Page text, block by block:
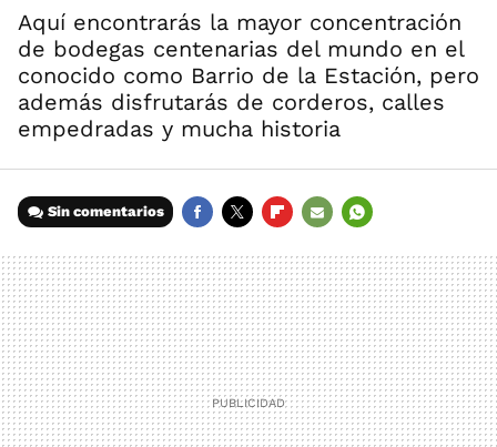
Aquí encontrarás la mayor concentración
de bodegas centenarias del mundo en el
conocido como Barrio de la Estación, pero
además disfrutarás de corderos, calles
empedradas y mucha historia
Sin comentarios
MAIL